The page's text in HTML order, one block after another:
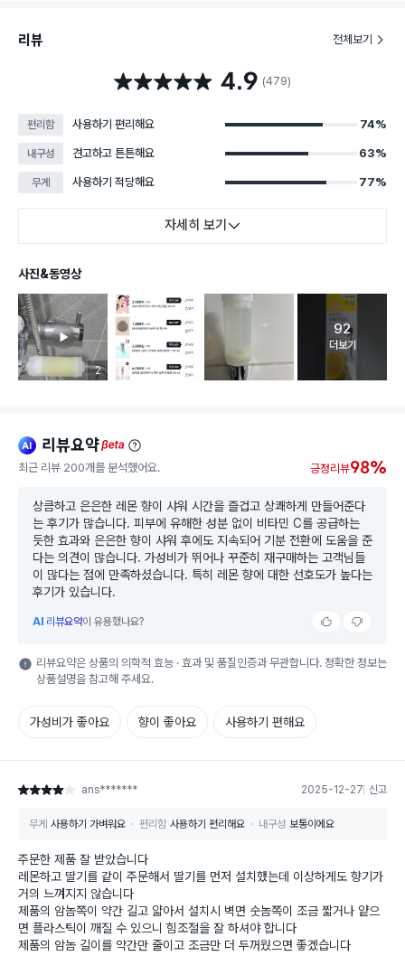
리뷰 전체보기
별점 4.9점 4.9 (479)
편리함 사용하기 편리해요 74%
내구성 견고하고 튼튼해요 63%
무게 사용하기 적당해요 77%
자세히 보기
사진&동영상
리뷰 이미지 등록 개수
2
고객 리뷰
92
더보기
ai 리뷰요약beta
최근 리뷰 200개를 분석했어요. 긍정리뷰98%
상큼하고 은은한 레몬 향이 샤워 시간을 즐겁고 상쾌하게 만들어준다
는 후기가 많습니다. 피부에 유해한 성분 없이 비타민 C를 공급하는
듯한 효과와 은은한 향이 샤워 후에도 지속되어 기분 전환에 도움을 준
다는 의견이 많습니다. 가성비가 뛰어나 꾸준히 재구매하는 고객님들
이 많다는 점에 만족하셨습니다. 특히 레몬 향에 대한 선호도가 높다는
후기가 있습니다.
AI 리뷰요약이 유용했나요?
리뷰요약은 상품의 의학적 효능 · 효과 및 품질인증과 무관합니다. 정확한 정보는
상품설명을 참고해 주세요.
가성비가 좋아요 향이 좋아요 사용하기 편해요
별점 4점 ans******* 2025-12-27 신고
무게 사용하기 가벼워요 편리함 사용하기 편리해요 내구성 보통이에요
주문한 제품 잘 받았습니다
레몬하고 딸기를 같이 주문해서 딸기를 먼저 설치했는데 이상하게도 향기가
거의 느껴지지 않습니다
제품의 암놈쪽이 약간 길고 얇아서 설치시 벽면 숫놈쪽이 조금 짧거나 얕으
면 플라스틱이 깨질 수 있으니 힘조절을 잘 하셔야 합니다
제품의 암놈 길이를 약간만 줄이고 조금만 더 두꺼웠으면 좋겠습니다